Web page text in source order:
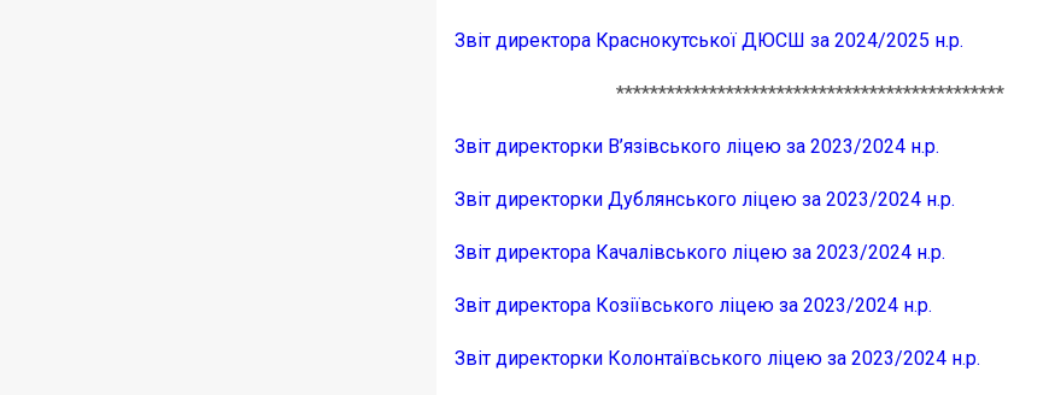
Звіт директора Краснокутської ДЮСШ за 2024/2025 н.р.
**********************************************
Звіт директорки В’язівського ліцею за 2023/2024 н.р.
Звіт директорки Дублянського ліцею за 2023/2024 н.р.
Звіт директора Качалівського ліцею за 2023/2024 н.р.
Звіт директора Козіївського ліцею за 2023/2024 н.р.
Звіт директорки Колонтаївського ліцею за 2023/2024 н.р.